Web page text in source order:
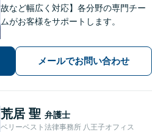
故など幅広く対応】各分野の専門チー
ムがお客様をサポートします。
メールでお問い合わせ
荒居 聖 弁護士
ベリーベスト法律事務所 八王子オフィス